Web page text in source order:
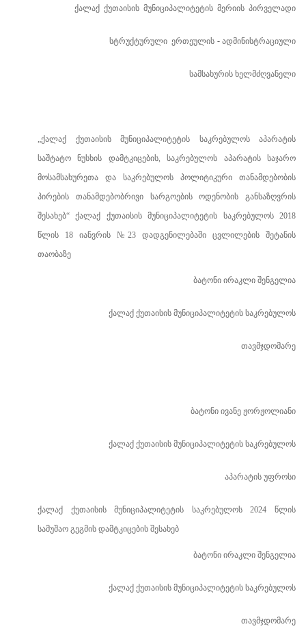
ქალაქ ქუთაისის მუნიციპალიტეტის მერიის პირველადი
სტრუქტურული ერთეულის - ადმინისტრაციული
სამსახურის ხელმძღვანელი
„ქალაქ
ქუთაისის მუნიციპალიტეტის საკრებულოს აპარატის
საშტატო
ნუსხის დამტკიცების, საკრებულოს აპარატის საჯარო
მოსამსახურეთა და საკრებულოს პოლიტიკური თანამდებობის
პირების თანამდებობრივი სარგოების ოდენობის
განსაზღვრის
შესახებ“ ქალაქ
ქუთაისის მუნიციპალიტეტის საკრებულოს 2018
წლის 18 იანვრის №23 დადგენილებაში ცვლილების შეტანის
თაობაზე
ბატონი ირაკლი შენგელია
ქალაქ ქუთაისის მუნიციპალიტეტის საკრებულოს
თავმჯდომარე
ბატონი ივანე ჟორჟოლიანი
ქალაქ ქუთაისის მუნიციპალიტეტის საკრებულოს
აპარატის უფროსი
ქალაქ ქუთაისისმუნიციპალიტეტის საკრებულოს 2024წლის
სამუშაო გეგმის დამტკიცების შესახებ
ბატონი ირაკლი შენგელია
ქალაქ ქუთაისის მუნიციპალიტეტის საკრებულოს
თავმჯდომარე